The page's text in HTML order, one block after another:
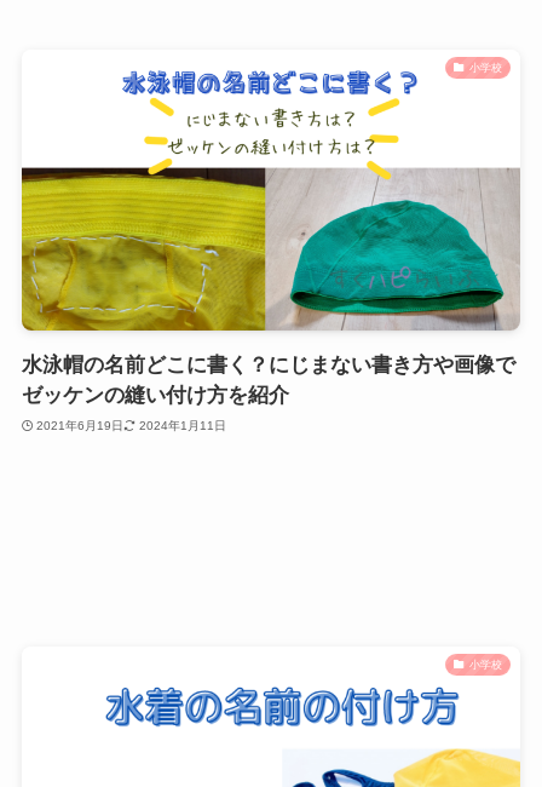
小学校
水泳帽の名前どこに書く？にじまない書き方や画像で
ゼッケンの縫い付け方を紹介
2021年6月19日 2024年1月11日
小学校